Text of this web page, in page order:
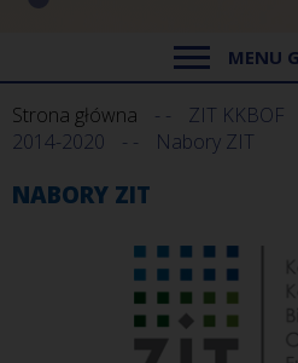
MENU
Strona główna ZIT KKBOF
2014-2020
Nabory ZIT
NABORY ZIT